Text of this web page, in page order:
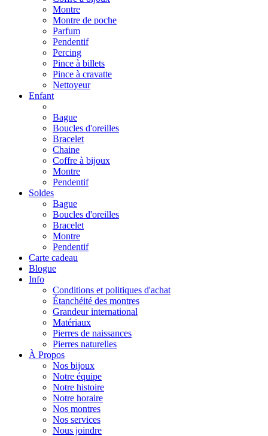
Montre
Montre de poche
Parfum
Pendentif
Percing
Pince à billets
Pince à cravatte
Nettoyeur
Enfant
Bague
Boucles d'oreilles
Bracelet
Chaine
Coffre à bijoux
Montre
Pendentif
Soldes
Bague
Boucles d'oreilles
Bracelet
Montre
Pendentif
Carte cadeau
Blogue
Info
Conditions et politiques d'achat
Étanchéité des montres
Grandeur international
Matériaux
Pierres de naissances
Pierres naturelles
À Propos
Nos bijoux
Notre équipe
Notre histoire
Notre horaire
Nos montres
Nos services
Nous joindre